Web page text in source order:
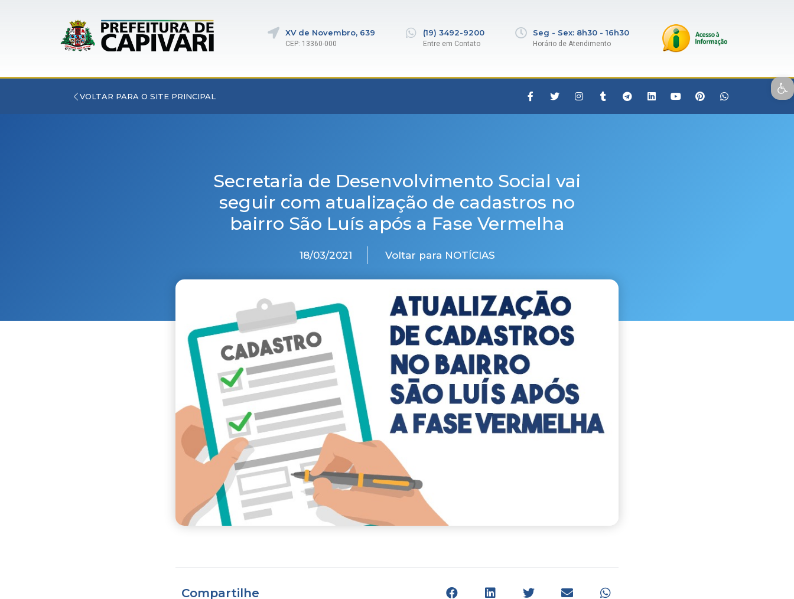
Open toolbar
XV de Novembro, 639
CEP: 13360-000
(19) 3492-9200
Entre em Contato
Seg - Sex: 8h30 - 16h30
Horário de Atendimento
VOLTAR PARA O SITE PRINCIPAL
Secretaria de Desenvolvimento Social vai
seguir com atualização de cadastros no
bairro São Luís após a Fase Vermelha
18/03/2021 Voltar para NOTÍCIAS
Compartilhe